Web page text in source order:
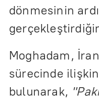
dönmesinin
Moghadam,
sürecinde
bulunarak,